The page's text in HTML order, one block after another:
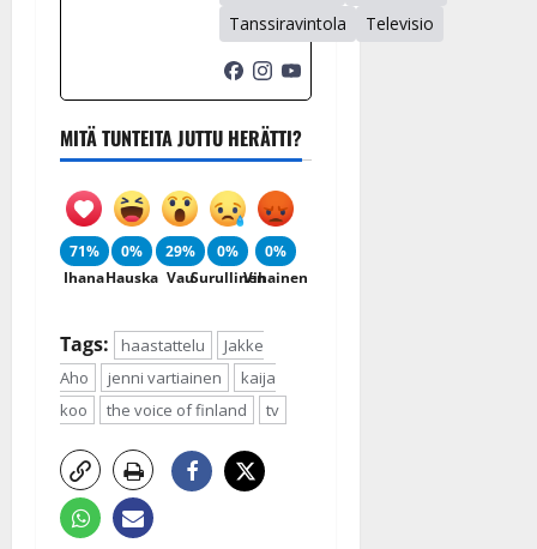
Tanssiravintola
Televisio
MITÄ TUNTEITA JUTTU HERÄTTI?
71%
Ihana
0%
Hauska
29%
Vau
0%
Surullinen
0%
Vihainen
Tags: haastattelu
Jakke
Aho
jenni vartiainen
kaija
koo
the voice of finland tv